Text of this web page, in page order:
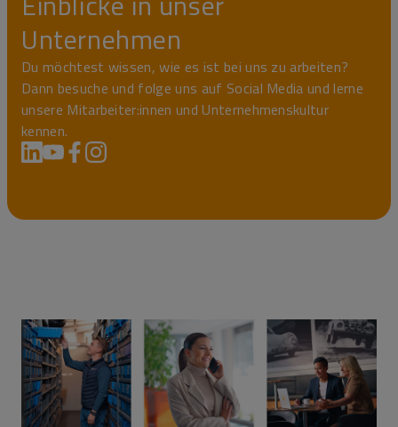
Unternehmen
Du möchtest wissen, wie es ist bei uns zu arbeiten?
Dann besuche und folge uns auf Social Media und lerne
unsere Mitarbeiter:innen und Unternehmenskultur
kennen.